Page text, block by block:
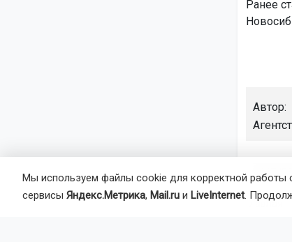
Ранее
Автор:
Главная
Мы используем файлы cookie для корректной работы
сервисы Яндекс.Метрика, Mail.ru и LiveInternet.